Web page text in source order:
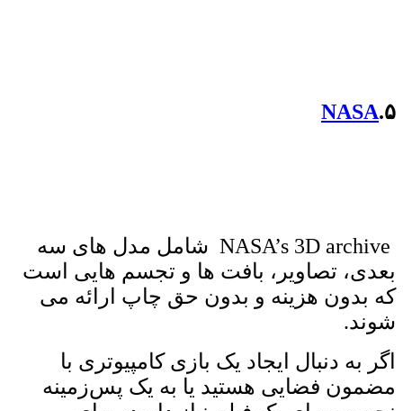
۵. NASA
NASA’s 3D archive شامل مدل های سه
بعدی، تصاویر، بافت ها و تجسم هایی است
که بدون هزینه و بدون حق چاپ ارائه می
شوند.
اگر به دنبال ایجاد یک بازی کامپیوتری با
مضمون فضایی هستید یا به یک پس‌زمینه